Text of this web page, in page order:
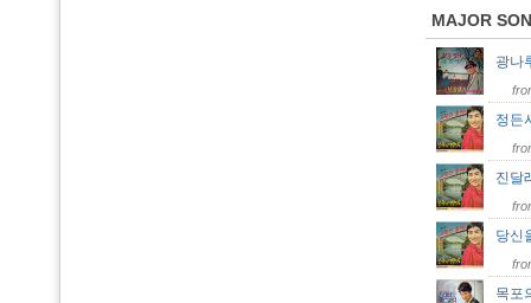
MAJOR
광
정
진
당신
목